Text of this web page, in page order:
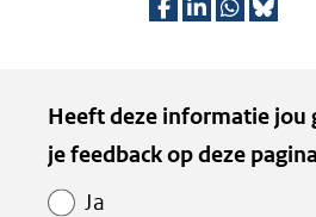
l
e
l
e
l
e
z
e
Kopie
van
Paginawaardering
Heeft deze informatie jou
je feedback op deze
Ja